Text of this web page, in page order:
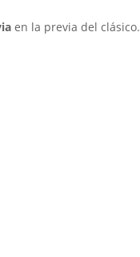
en la previa del clásico.